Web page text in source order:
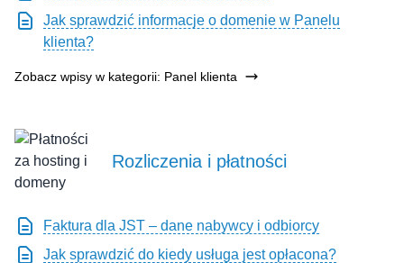
Jak sprawdzić informacje o domenie w Panelu
klienta?
Zobacz wpisy w kategorii: Panel klienta
Rozliczenia i płatności
Faktura dla JST – dane nabywcy i odbiorcy
Jak sprawdzić do kiedy usługa jest opłacona?